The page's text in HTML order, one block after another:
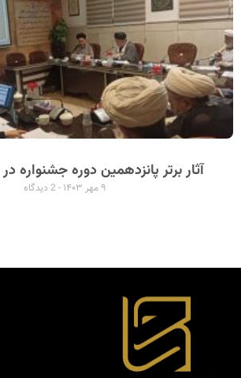
آثار برتر پانزدهمین دوره جشنواره